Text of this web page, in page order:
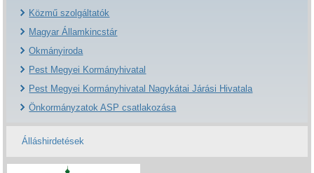
Közmű szolgáltatók
Magyar Államkincstár
Okmányiroda
Pest Megyei Kormányhivatal
Pest Megyei Kormányhivatal Nagykátai Járási Hivatala
Önkormányzatok ASP csatlakozása
Álláshirdetések